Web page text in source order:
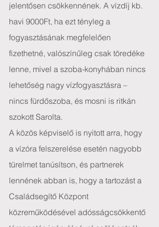
jelentősen csökkennének. A vízdíj kb.
havi 9000Ft, ha ezt tényleg a
fogyasztásának megfelelően
fizethetné, valószínűleg csak töredéke
lenne, mivel a szoba-konyhában nincs
lehetőség nagy vízfogyasztásra –
nincs fürdőszoba, és mosni is ritkán
szokott Sarolta.
A közös képviselő is nyitott arra, hogy
a vízóra felszerelése esetén nagyobb
türelmet tanúsítson, és partnerek
lennének abban is, hogy a tartozást a
Családsegítő Központ
közreműködésével adósságcsökkentő